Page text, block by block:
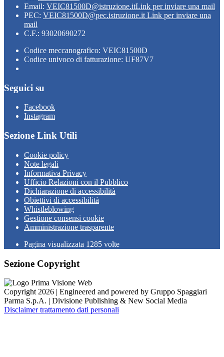
Email: VEIC81500D@istruzione.itLink per inviare una mail
PEC: VEIC81500D@pec.istruzione.it Link per inviare una
mail
C.F.: 93020690272
Codice meccanografico: VEIC81500D
Codice univoco di fatturazione: UF87V7
Seguici su
Facebook
Instagram
Sezione Link Utili
Cookie policy
Note legali
Informativa Privacy
Ufficio Relazioni con il Pubblico
Dichiarazione di accessibilità
Obiettivi di accessibilità
Whistleblowing
Gestione consensi cookie
Amministrazione trasparente
Pagina visualizzata 1285 volte
Sezione Copyright
Copyright 2026 | Engineered and powered by Gruppo Spaggiari
Parma S.p.A. | Divisione Publishing & New Social Media
Disclaimer trattamento dati personali